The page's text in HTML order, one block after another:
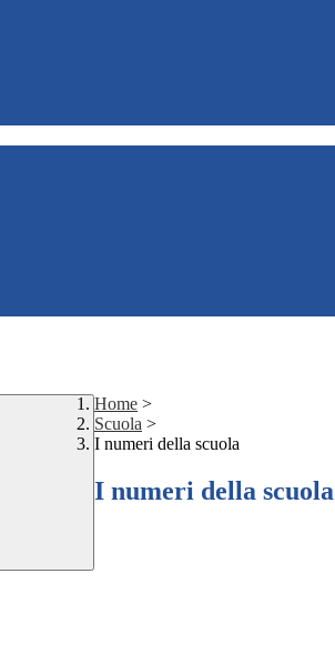
Home >
Scuola >
I numeri della scuola
I numeri della scuola